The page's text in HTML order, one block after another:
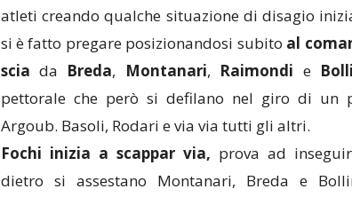
atleti creando qualche situazione di disagio
si è fatto pregare posizionandosi subito al
scia da Breda, Montanari, Raimondi e
pettorale che però si defilano nel giro di un
Argoub. Basoli, Rodari e via via tutti gli altri.
Fochi inizia a scappar via, prova ad
dietro si assestano Montanari, Breda e